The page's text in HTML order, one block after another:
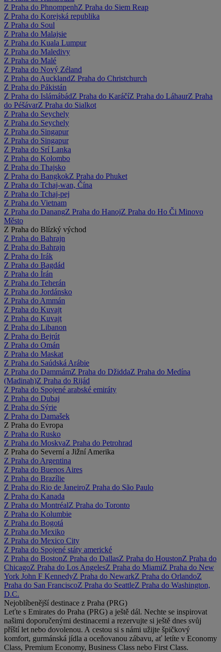
Z Praha do PhnompenhZ Praha do Siem Reap
Z Praha do Korejská republika
Z Praha do Soul
Z Praha do Malajsie
Z Praha do Kuala Lumpur
Z Praha do Maledivy
Z Praha do Malé
Z Praha do Nový Zéland
Z Praha do AucklandZ Praha do Christchurch
Z Praha do Pákistán
Z Praha do IslámábádZ Praha do KaráčíZ Praha do LáhaurZ Praha
do PéšávarZ Praha do Sialkot
Z Praha do Seychely
Z Praha do Seychely
Z Praha do Singapur
Z Praha do Singapur
Z Praha do Srí Lanka
Z Praha do Kolombo
Z Praha do Thajsko
Z Praha do BangkokZ Praha do Phuket
Z Praha do Tchaj-wan, Čína
Z Praha do Tchaj-pej
Z Praha do Vietnam
Z Praha do DanangZ Praha do HanojZ Praha do Ho Či Minovo
Město
Z Praha do Blízký východ
Z Praha do Bahrajn
Z Praha do Bahrajn
Z Praha do Irák
Z Praha do Bagdád
Z Praha do Írán
Z Praha do Teherán
Z Praha do Jordánsko
Z Praha do Ammán
Z Praha do Kuvajt
Z Praha do Kuvajt
Z Praha do Libanon
Z Praha do Bejrút
Z Praha do Omán
Z Praha do Maskat
Z Praha do Saúdská Arábie
Z Praha do DammámZ Praha do DžiddaZ Praha do Medína
(Madinah)Z Praha do Rijád
Z Praha do Spojené arabské emiráty
Z Praha do Dubaj
Z Praha do Sýrie
Z Praha do Damašek
Z Praha do Evropa
Z Praha do Rusko
Z Praha do MoskvaZ Praha do Petrohrad
Z Praha do Severní a Jižní Amerika
Z Praha do Argentina
Z Praha do Buenos Aires
Z Praha do Brazílie
Z Praha do Rio de JaneiroZ Praha do São Paulo
Z Praha do Kanada
Z Praha do MontréalZ Praha do Toronto
Z Praha do Kolumbie
Z Praha do Bogotá
Z Praha do Mexiko
Z Praha do Mexico City
Z Praha do Spojené státy americké
Z Praha do BostonZ Praha do DallasZ Praha do HoustonZ Praha do
ChicagoZ Praha do Los AngelesZ Praha do MiamiZ Praha do New
York John F KennedyZ Praha do NewarkZ Praha do OrlandoZ
Praha do San FranciscoZ Praha do SeattleZ Praha do Washington,
D.C.
Nejoblíbenější destinace z Praha (PRG)
Leťte s Emirates do Praha (PRG) a ještě dál. Nechte se inspirovat
našimi doporučenými destinacemi a rezervujte si ještě dnes svůj
příští let nebo dovolenou. A cestou si s námi užijte špičkový
komfort, gurmánská jídla a oceňovanou zábavu, ať letíte v Economy
Class, Premium Economy, Business Class nebo First Class.